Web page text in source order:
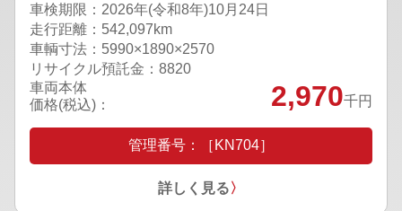
車検期限： 2026年(令和8年)10月24日
走行距離：542,097km
車輌寸法：5990×1890×2570
リサイクル預託金：8820
車両本体
価格(税込)：
2,970千円
管理番号：［KN704］
詳しく見る〉